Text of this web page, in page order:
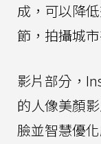
成，可以降
節，拍攝城
影片部分，
的人像美顏
臉並智慧優